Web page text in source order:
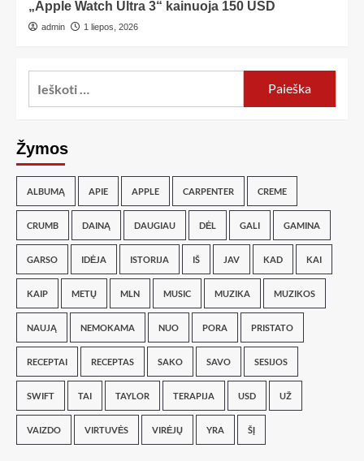
„Apple Watch Ultra 3“ kainuoja 150 USD
admin 1 liepos, 2026
Žymos
ALBUMĄ APIE APPLE CARPENTER CREME
CRUMB DAINĄ DAUGIAU DĖL GALI GAMINA
GARSO IDĖJA ISTORIJA IŠ JAV KAD KAI
KAIP METŲ MLN MUSIC MUZIKA MUZIKOS
NAUJĄ NEMOKAMA NUO PORA PRISTATO
RECEPTAI RECEPTAS SAKO SAVO SESIJOS
SWIFT TAI TAYLOR TERAPIJA USD UŽ
VAIZDO VIRTUVĖS VIRĖJŲ YRA ŠĮ